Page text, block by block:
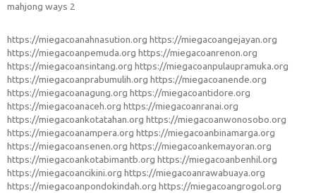
mahjong ways 2
https://miegacoanahnasution.org https://miegacoangejayan.org
https://miegacoanpemuda.org https://miegacoanrenon.org
https://miegacoansintang.org https://miegacoanpulaupramuka.org
https://miegacoanprabumulih.org https://miegacoanende.org
https://miegacoanagung.org https://miegacoantidore.org
https://miegacoanaceh.org https://miegacoanranai.org
https://miegacoankotatahan.org https://miegacoanwonosobo.org
https://miegacoanampera.org https://miegacoanbinamarga.org
https://miegacoansenen.org https://miegacoankemayoran.org
https://miegacoankotabimantb.org https://miegacoanbenhil.org
https://miegacoancikini.org https://miegacoanrawabuaya.org
https://miegacoanpondokindah.org https://miegacoangrogol.org